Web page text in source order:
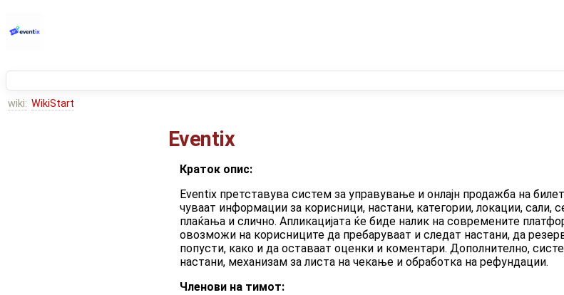
wiki: WikiStart
Eventix
Краток опис:
Eventix претставува систем за управување и онлајн продажба на
чуваат информации за корисници, настани, категории, локации, сали,
плаќања и слично. Апликацијата ќе биде налик на современите
овозможи на корисниците да пребаруваат и следат настани, да
попусти, како и да оставаат оценки и коментари. Дополнително,
настани, механизам за листа на чекање и обработка на рефундации.
Членови на тимот: